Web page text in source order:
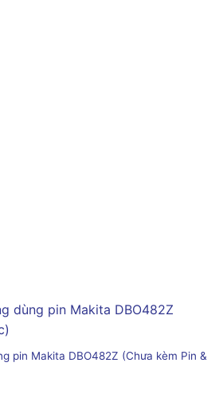
pin Makita DBO482Z (Chưa kèm Pin &